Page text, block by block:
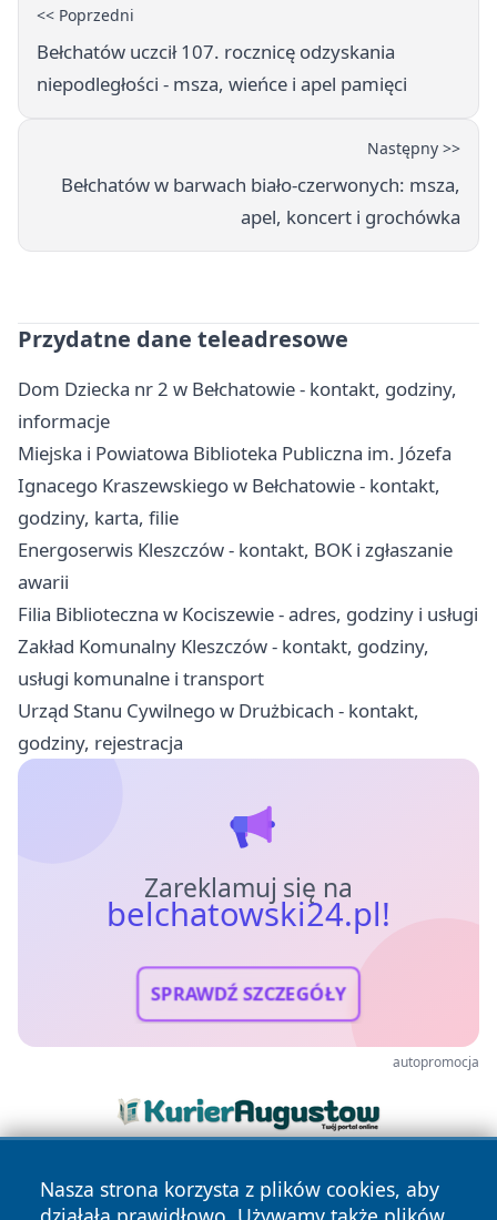
<< Poprzedni
Bełchatów uczcił 107. rocznicę odzyskania
niepodległości - msza, wieńce i apel pamięci
Następny >>
Bełchatów w barwach biało-czerwonych: msza,
apel, koncert i grochówka
Przydatne dane teleadresowe
Dom Dziecka nr 2 w Bełchatowie - kontakt, godziny,
informacje
Miejska i Powiatowa Biblioteka Publiczna im. Józefa
Ignacego Kraszewskiego w Bełchatowie - kontakt,
godziny, karta, filie
Energoserwis Kleszczów - kontakt, BOK i zgłaszanie
awarii
Filia Biblioteczna w Kociszewie - adres, godziny i usługi
Zakład Komunalny Kleszczów - kontakt, godziny,
usługi komunalne i transport
Urząd Stanu Cywilnego w Drużbicach - kontakt,
godziny, rejestracja
Zareklamuj się na
belchatowski24.pl!
SPRAWDŹ SZCZEGÓŁY
autopromocja
Nasza strona korzysta z plików cookies, aby